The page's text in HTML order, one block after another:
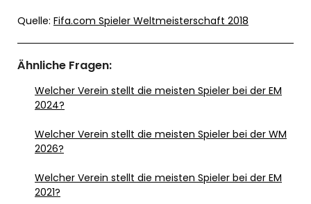
Quelle: Fifa.com Spieler Weltmeisterschaft 2018
Ähnliche Fragen:
Welcher Verein stellt die meisten Spieler bei der EM
2024?
Welcher Verein stellt die meisten Spieler bei der WM
2026?
Welcher Verein stellt die meisten Spieler bei der EM
2021?